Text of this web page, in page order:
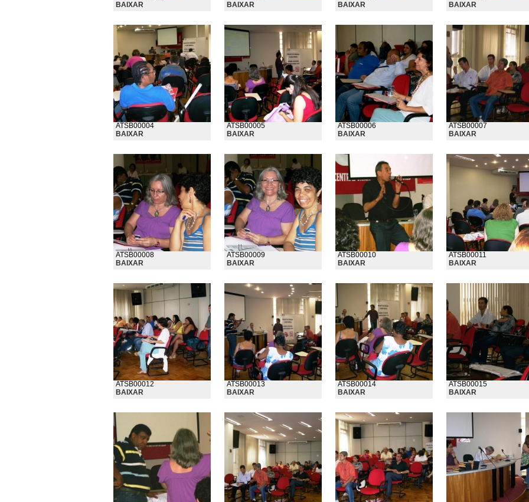
BAIXAR
BAIXAR
BAIXAR
BAIXAR
ATSB00004
BAIXAR
ATSB00005
BAIXAR
ATSB00006
BAIXAR
ATSB00007
BAIXAR
ATSB00008
BAIXAR
ATSB00009
BAIXAR
ATSB00010
BAIXAR
ATSB00011
BAIXAR
ATSB00012
BAIXAR
ATSB00013
BAIXAR
ATSB00014
BAIXAR
ATSB00015
BAIXAR